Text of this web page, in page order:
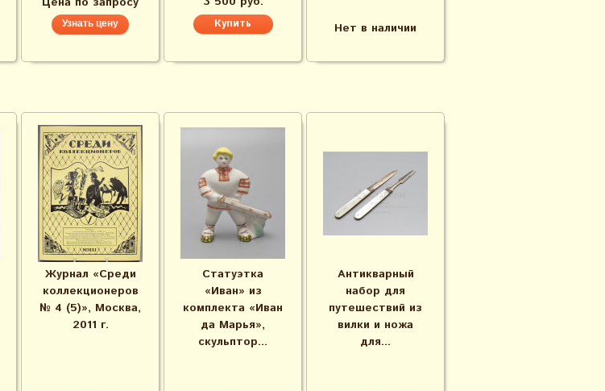
Узнать цену Нет в наличии
Журнал «Среди
коллекционеров
№ 4 (5)», Москва,
2011 г.
Статуэтка
«Иван» из
комплекта «Иван
да Марья»,
скульптор...
Антикварный
набор для
путешествий из
вилки и ножа​
для...